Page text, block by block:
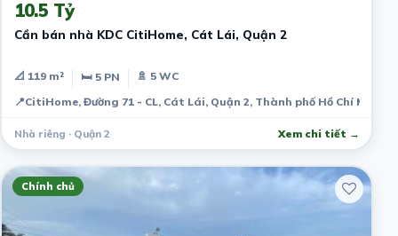
10.5 Tỷ
Cần bán nhà KDC CitiHome, Cát Lái, Quận 2
📐 119 m² 🛏 5 PN
🚿 5 WC
📍CitiHome, Đường 71 - CL, Cát Lái, Quận 2, Thành phố Hồ Chí Minh,
Nhà riêng · Quận 2 Xem chi tiết →
Chính chủ